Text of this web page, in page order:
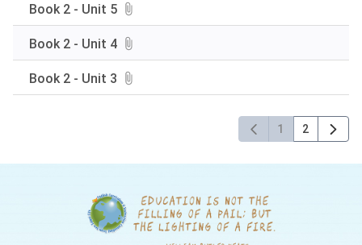
Book 2 - Unit 5
Book 2 - Unit 4
Book 2 - Unit 3
1 2